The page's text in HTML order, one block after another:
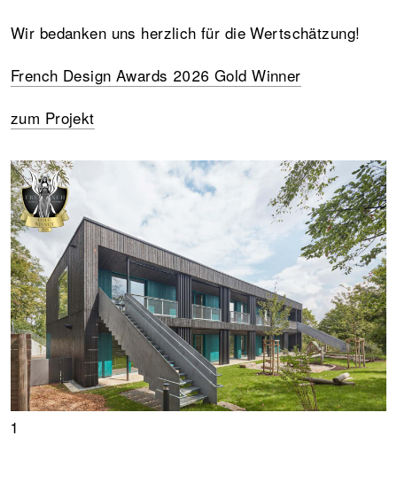
Wir bedanken uns herzlich für die Wertschätzung!
French Design Awards 2026 Gold Winner
zum Projekt
1